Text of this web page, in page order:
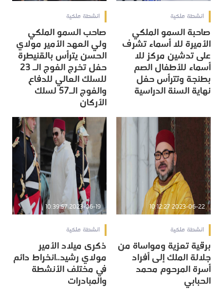
انشطة ملكية
صاحبة السمو الملكي
الأميرة للا أسماء تشرف
على تدشين مركز للا
أسماء للأطفال الصم
بطنجة وتترأس حفل
نهاية السنة الدراسية
انشطة ملكية
صاحب السمو الملكي
ولي العهد الأمير مولاي
الحسن يترأس بالقنيطرة
حفل تخرج الفوج الـ 23
للسلك العالي للدفاع
والفوج الـ57 لسلك
الأركان
2023-06-22 10:12:27
انشطة ملكية
برقية تعزية ومواساة من
جلالة الملك إلى أفراد
أسرة المرحوم محمد
الحبابي
2023-06-19 10:39:57
انشطة ملكية
ذكرى ميلاد الأمير
مولاي رشيد..انخراط دائم
في مختلف الأنشطة
والمبادرات